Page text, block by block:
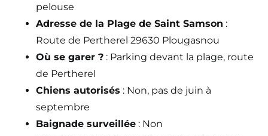
pelouse
Adresse de la Plage de Saint Samson :
Route de Pertherel 29630 Plougasnou
Où se garer ? : Parking devant la plage, route
de Pertherel
Chiens autorisés : Non, pas de juin à
septembre
Baignade surveillée : Non